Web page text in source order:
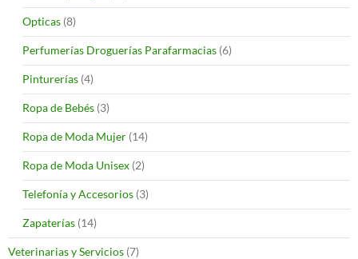
Opticas (8)
Perfumerías Droguerías Parafarmacias (6)
Pinturerías (4)
Ropa de Bebés (3)
Ropa de Moda Mujer (14)
Ropa de Moda Unisex (2)
Telefonía y Accesorios (3)
Zapaterías (14)
Veterinarias y Servicios (7)